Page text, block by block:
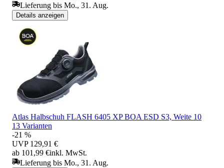
Lieferung bis Mo., 31. Aug.
Details anzeigen
Atlas Halbschuh FLASH 6405 XP BOA ESD S3, Weite 10
13 Varianten
-21 %
UVP 129,91 €
ab 101,99 €inkl. MwSt.
Lieferung bis Mo., 31. Aug.